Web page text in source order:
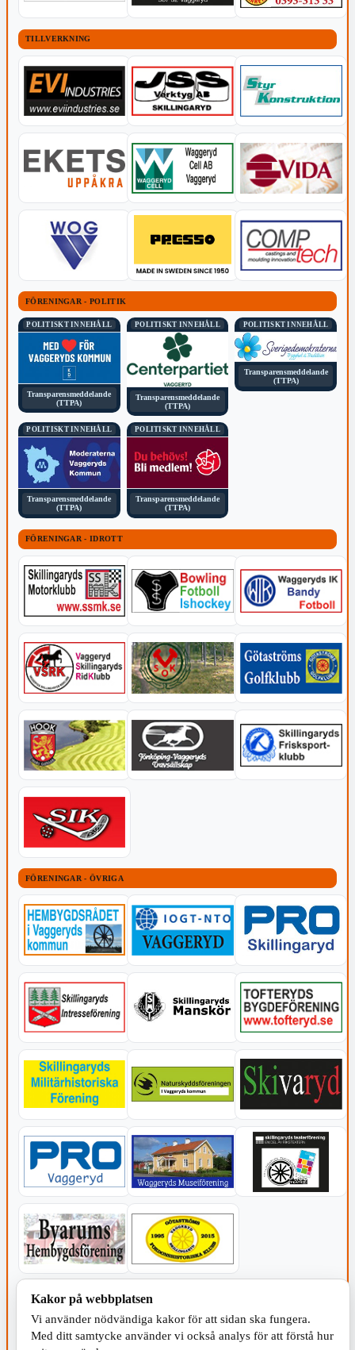
TILLVERKNING
FÖRENINGAR - POLITIK
POLITISKT INNEHÅLL
Transparensmeddelande
(TTPA)
POLITISKT INNEHÅLL
Transparensmeddelande
(TTPA)
POLITISKT INNEHÅLL
Transparensmeddelande
(TTPA)
POLITISKT INNEHÅLL
Transparensmeddelande
(TTPA)
POLITISKT INNEHÅLL
Transparensmeddelande
(TTPA)
FÖRENINGAR - IDROTT
FÖRENINGAR - ÖVRIGA
KOMMUNEN
Kakor på webbplatsen
Vi använder nödvändiga kakor för att sidan ska fungera.
Med ditt samtycke använder vi också analys för att förstå hur